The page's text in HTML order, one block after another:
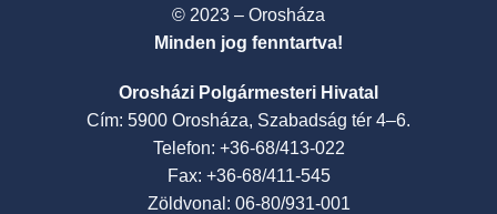
© 2023 – Orosháza
Minden jog fenntartva!
Orosházi Polgármesteri Hivatal
Cím: 5900 Orosháza, Szabadság tér 4–6.
Telefon: +36-68/413-022
Fax: +36-68/411-545
Zöldvonal: 06-80/931-001